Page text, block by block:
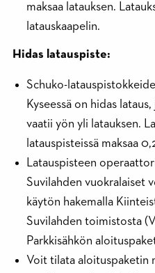
maksaa latauksen.
latauskaapelin.
Hidas latauspiste:
Schuko-
Kyseessä on hidas
vaatii yön yli latauksen.
latauspisteissä maksaa
Latauspisteen
Suvilahden vuokralaiset
käytön hakemalla
Suvilahden toimistosta
Parkkisähkön
Voit tilata aloituspaketin